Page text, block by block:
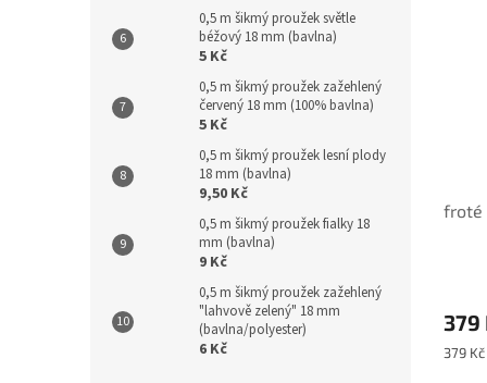
0,5 m šikmý proužek světle
béžový 18 mm (bavlna)
5 Kč
0,5 m šikmý proužek zažehlený
červený 18 mm (100% bavlna)
5 Kč
0,5 m šikmý proužek lesní plody
18 mm (bavlna)
9,50 Kč
0,5 m šikmý proužek fialky 18
mm (bavlna)
9 Kč
0,5 m šikmý proužek zažehlený
"lahvově zelený" 18 mm
(bavlna/polyester)
6 Kč
froté
379
Měrná
379